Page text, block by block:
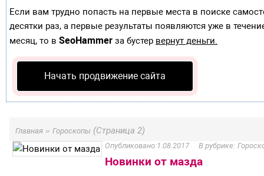
Если вам трудно попасть на первые места в поиске
десятки раз, а первые результаты появляются уже в
месяц, то в SeoHammer за бустер вернут деньги.
Начать продвижение сайта
Главная » Гороскопы (Страница 2)
1.08.2017
Новинки от мазда